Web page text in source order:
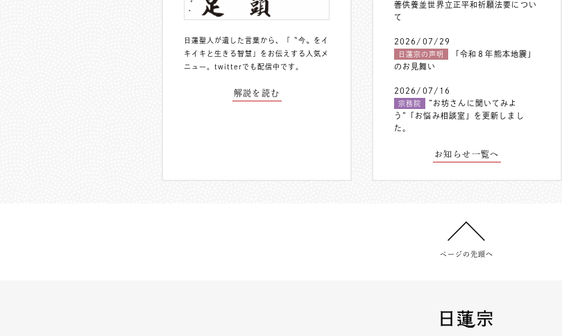
日蓮聖人が遺した言葉から、「〝今〟をイ
キイキと生きる智慧」をお伝えする人気メ
ニュー。 twitterでも配信中 です。
解説を読む
善供養並世界立正平和祈願法要につい
て
2026/07/29
日蓮宗の声明
「令和８年熊本地震」
のお見舞い
2026/07/16
宗務院
”お坊さんに聞いてみよ
う”「お悩み相談室」を更新しまし
た。
お知らせ一覧へ
ページの先頭へ